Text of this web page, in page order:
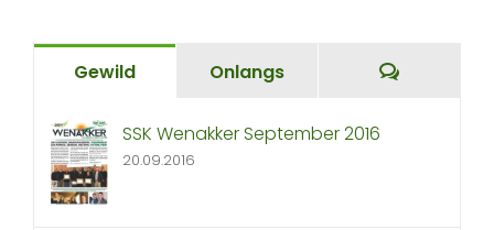
Gewild Onlangs
SSK Wenakker September 2016
20.09.2016